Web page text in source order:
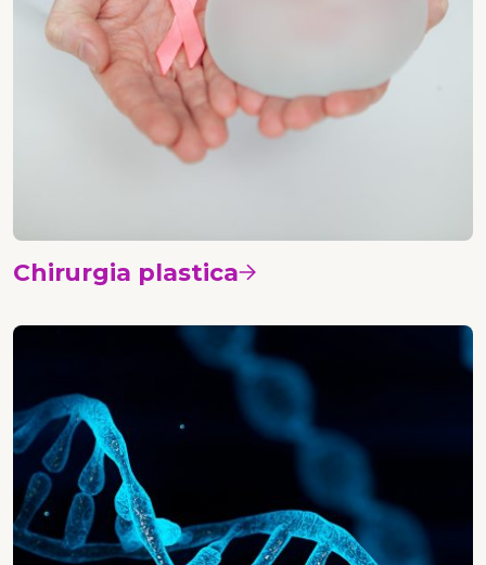
Chirurgia plastica Vedi i corsi
Patologia e genetica